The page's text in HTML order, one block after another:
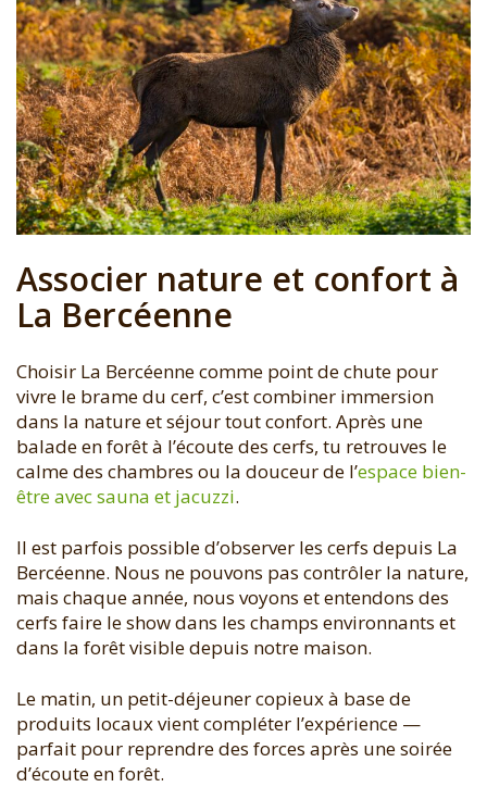
Associer nature et confort à
La Bercéenne
Choisir La Bercéenne comme point de chute pour
vivre le brame du cerf, c’est combiner immersion
dans la nature et séjour tout confort. Après une
balade en forêt à l’écoute des cerfs, tu retrouves le
calme des chambres ou la douceur de l’espace bien-
être avec sauna et jacuzzi.
Il est parfois possible d’observer les cerfs depuis La
Bercéenne. Nous ne pouvons pas contrôler la nature,
mais chaque année, nous voyons et entendons des
cerfs faire le show dans les champs environnants et
dans la forêt visible depuis notre maison.
Le matin, un petit-déjeuner copieux à base de
produits locaux vient compléter l’expérience —
parfait pour reprendre des forces après une soirée
d’écoute en forêt.